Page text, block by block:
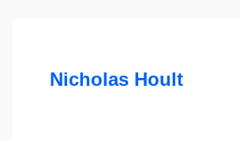
Nicholas Hoult